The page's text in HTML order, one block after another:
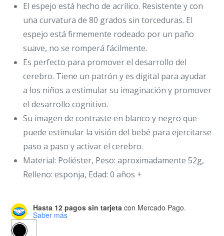
El espejo está hecho de acrílico. Resistente y con
una curvatura de 80 grados sin torceduras. El
espejo está firmemente rodeado por un paño
suave, no se romperá fácilmente.
Es perfecto para promover el desarrollo del
cerebro. Tiene un patrón y es digital para ayudar
a los niños a estimular su imaginación y promover
el desarrollo cognitivo.
Su imagen de contraste en blanco y negro que
puede estimular la visión del bebé para ejercitarse
paso a paso y activar el cerebro.
Material: Poliéster, Peso: aproximadamente 52g,
Relleno: esponja, Edad: 0 años +
Hasta 12 pagos sin tarjeta con Mercado Pago.
Saber más